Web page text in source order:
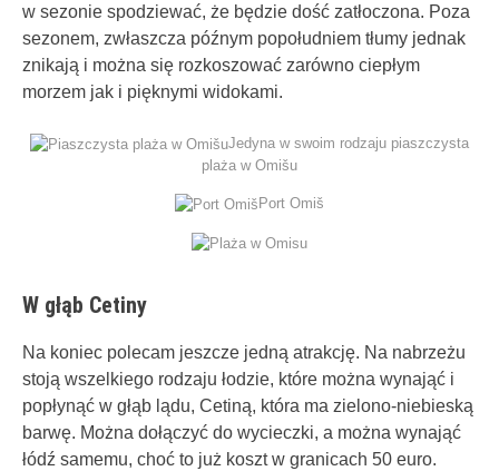
w sezonie spodziewać, że będzie dość zatłoczona. Poza
sezonem, zwłaszcza późnym popołudniem tłumy jednak
znikają i można się rozkoszować zarówno ciepłym
morzem jak i pięknymi widokami.
Jedyna w swoim rodzaju piaszczysta
plaża w Omišu
Port Omiš
W głąb Cetiny
Na koniec polecam jeszcze jedną atrakcję. Na nabrzeżu
stoją wszelkiego rodzaju łodzie, które można wynająć i
popłynąć w głąb lądu, Cetiną, która ma zielono-niebieską
barwę. Można dołączyć do wycieczki, a można wynająć
łódź samemu, choć to już koszt w granicach 50 euro.